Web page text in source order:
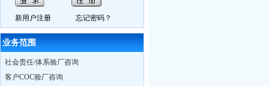
历年来最好成绩
6月13日海门**时装
C-TPAT验厂过关
6月13日南通**服饰BSCI验厂合格
6月13日如东**时装
证
6月14日通州市**袜业取得
热烈祝贺我公司员工Charly月15日获得
新用户注册 忘记密码？
业务范围
·社会责任/体系验厂咨询
·客户COC验厂咨询